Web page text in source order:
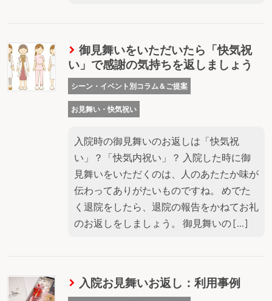
御見舞いをいただいたら「快気祝
い」で感謝の気持ちを返しましょう
シーン・イベント別コラム＆ご提案
お見舞い・快気祝い
入院時の御見舞いのお返しは「快気祝
い」？「快気内祝い」？ 入院した時に御
見舞いをいただくのは、人のあたたか味が
伝わってありがたいものですね。 めでた
く退院をしたら、退院の報告をかねてお礼
のお返しをしましょう。 御見舞いの […]
入院お見舞いお返し：利用事例